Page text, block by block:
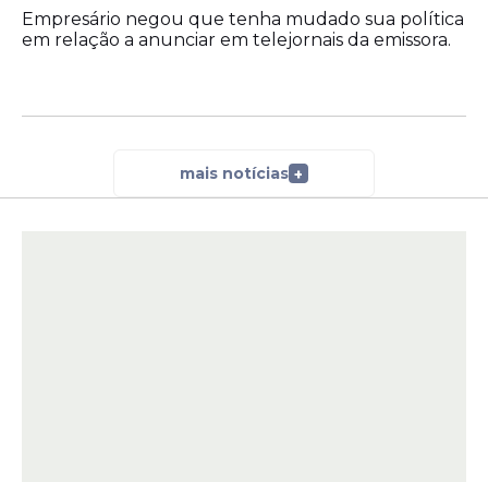
Empresário negou que tenha mudado sua política
em relação a anunciar em telejornais da emissora.
mais notícias +